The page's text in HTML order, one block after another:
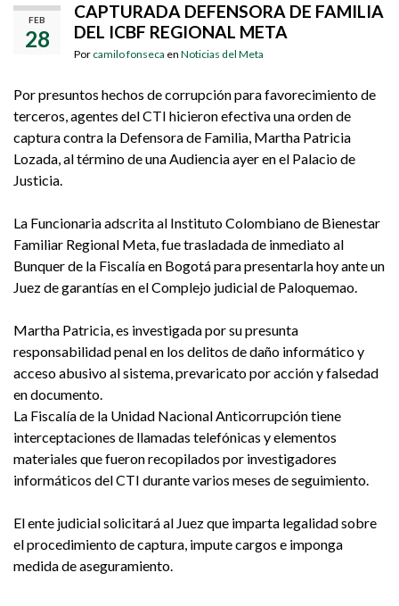
FEB
28
CAPTURADA DEFENSORA DE FAMILIA
DEL ICBF REGIONAL META
Por camilo fonseca en Noticias del Meta
Por presuntos hechos de corrupción para favorecimiento de
terceros, agentes del CTI hicieron efectiva una orden de
captura contra la Defensora de Familia, Martha Patricia
Lozada, al término de una Audiencia ayer en el Palacio de
Justicia.
La Funcionaria adscrita al Instituto Colombiano de Bienestar
Familiar Regional Meta, fue trasladada de inmediato al
Bunquer de la Fiscalía en Bogotá para presentarla hoy ante un
Juez de garantías en el Complejo judicial de Paloquemao.
Martha Patricia, es investigada por su presunta
responsabilidad penal en los delitos de daño informático y
acceso abusivo al sistema, prevaricato por acción y falsedad
en documento.
La Fiscalía de la Unidad Nacional Anticorrupción tiene
interceptaciones de llamadas telefónicas y elementos
materiales que fueron recopilados por investigadores
informáticos del CTI durante varios meses de seguimiento.
El ente judicial solicitará al Juez que imparta legalidad sobre
el procedimiento de captura, impute cargos e imponga
medida de aseguramiento.